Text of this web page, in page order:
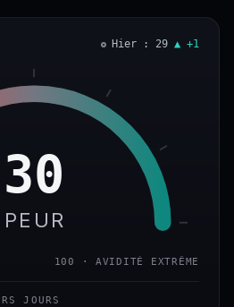
Hier : 29 ▲ +1
30
PEUR
100 · AVIDITÉ EXTRÊME
JOURS